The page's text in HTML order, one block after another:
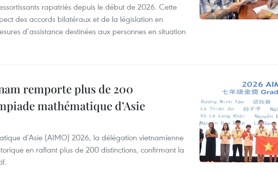
rapatriés depuis le début de 2026. Cette
des accords bilatéraux et de la législation en
d’assistance destinées aux personnes en situation
remporte plus de 200
mathématique d’Asie
d’Asie (AIMO) 2026, la délégation vietnamienne
en raflant plus de 200 distinctions, confirmant la